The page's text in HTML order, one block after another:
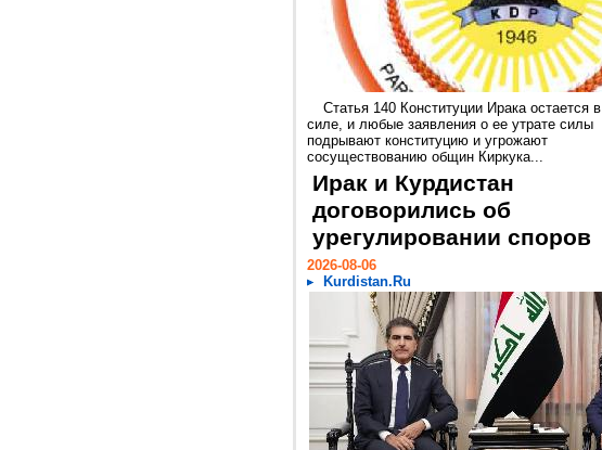
Статья 140 Конституции Ирака остается в
силе, и любые заявления о ее утрате силы
подрывают конституцию и угрожают
сосуществованию общин Киркука...
Ирак и Курдистан
договорились об
урегулировании споров
2026-08-06
Kurdistan.Ru